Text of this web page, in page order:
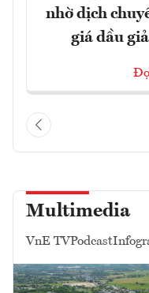
nhờ dịch
giá dầu
Multimedia
VnE TVPodcast